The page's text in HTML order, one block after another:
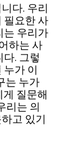
다. 우리
필요한 사
는 우리가
하는 사
. 그렇
누가 이
는 누가
질문해
리는 의
고 있기